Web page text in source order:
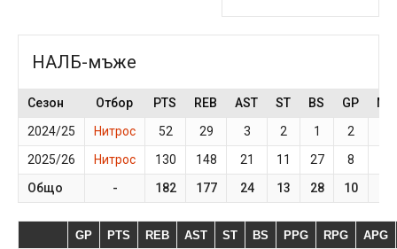
НАЛБ-мъже
Сезон Отбор PTS REB AST ST BS GP
2024/25
Нитрос 52 29 3 2 1 2
2025/26
Нитрос 130 148 21 11 27 8
Общо
- 182 177 24 13 28 10
GP PTS REB AST ST BS PPG RPG APG